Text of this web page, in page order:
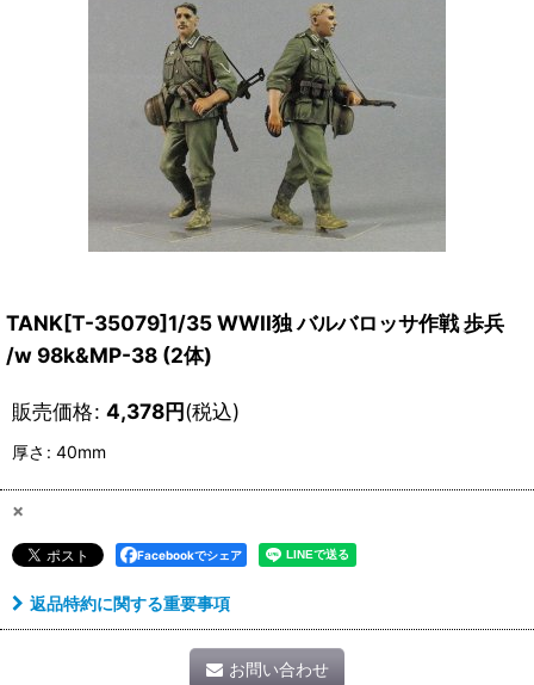
TANK[T-35079]1/35 WWII独 バルバロッサ作戦 歩兵
/w 98k&MP-38 (2体)
販売価格: 4,378円(税込)
厚さ : 40mm
×
Facebookでシェア
返品特約に関する重要事項
お問い合わせ